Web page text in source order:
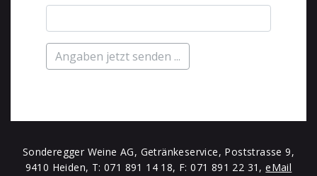
Sonderegger Weine AG, Getränkeservice, Poststrasse 9,
9410 Heiden, T: 071 891 14 18, F: 071 891 22 31,eMail